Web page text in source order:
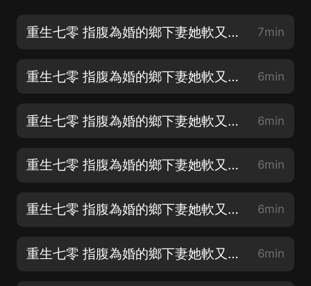
重生七零 指腹為婚的鄉下妻她軟又甜 第1章 餓死的？已經結婚了！ 7min
重生七零 指腹為婚的鄉下妻她軟又甜 第2章 進程購物 6min
重生七零 指腹為婚的鄉下妻她軟又甜 第3章 糾纏 6min
重生七零 指腹為婚的鄉下妻她軟又甜 第4章 半路相助（♥男主登場♥） 6min
重生七零 指腹為婚的鄉下妻她軟又甜 第5章 對你不公平 6min
重生七零 指腹為婚的鄉下妻她軟又甜 第6章 哄哄她+進廠打工 6min